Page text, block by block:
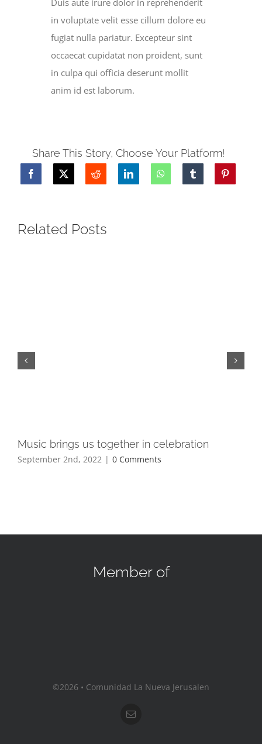
in voluptate velit esse cillum dolore eu
fugiat nulla pariatur. Excepteur sint
occaecat cupidatat non proident, sunt
in culpa qui officia deserunt mollit
anim id est laborum.
Share This Story, Choose Your Platform!
Related Posts
Music brings us together in celebration
September 2nd, 2022 | 0 Comments
Member of
©2026 • Comunidad La Nueva Jerusalen